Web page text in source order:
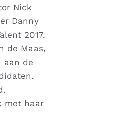
Nick
Danny
2017.
de Maas,
aan de
met haar